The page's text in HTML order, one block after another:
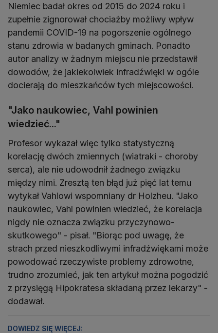
Niemiec badał okres od 2015 do 2024 roku i
zupełnie zignorował chociażby możliwy wpływ
pandemii COVID-19 na pogorszenie ogólnego
stanu zdrowia w badanych gminach. Ponadto
autor analizy w żadnym miejscu nie przedstawił
dowodów, że jakiekolwiek infradźwięki w ogóle
docierają do mieszkańców tych miejscowości.
"Jako naukowiec, Vahl powinien
wiedzieć..."
Profesor wykazał więc tylko statystyczną
korelację dwóch zmiennych (wiatraki - choroby
serca), ale nie udowodnił żadnego związku
między nimi. Zresztą ten błąd już pięć lat temu
wytykał Vahlowi wspomniany dr Holzheu. "Jako
naukowiec, Vahl powinien wiedzieć, że korelacja
nigdy nie oznacza związku przyczynowo-
skutkowego" - pisał. "Biorąc pod uwagę, że
strach przed nieszkodliwymi infradźwiękami może
powodować rzeczywiste problemy zdrowotne,
trudno zrozumieć, jak ten artykuł można pogodzić
z przysięgą Hipokratesa składaną przez lekarzy" -
dodawał.
DOWIEDZ SIĘ WIĘCEJ: